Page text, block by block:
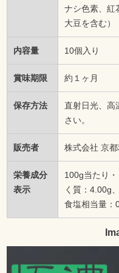
ナシ色素、紅
大豆を含む）
内容量 10個入り
賞味期限 約１ヶ月
保存方法
直射日光、高
さい。
販売者 株式会社 京
栄養成分
表示
100g当たり
く質：4.00g
食塩相当量：